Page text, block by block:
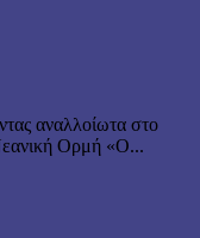
αναλλοίωτα στο
Ορμή «Ο...